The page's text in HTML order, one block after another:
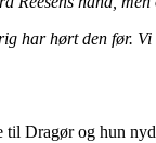
hørt den før.
Dragør og hun